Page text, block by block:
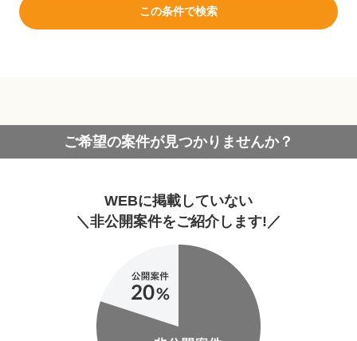
この条件で検索
ご希望の案件が見つかりませんか？
WEBに掲載していない
＼非公開案件をご紹介します!／